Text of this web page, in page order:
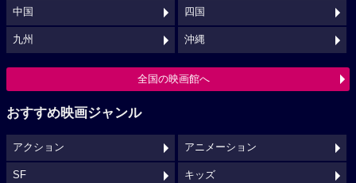
中国 四国
九州 沖縄
全国の映画館へ
おすすめ映画ジャンル
アクション アニメーション
SF キッズ